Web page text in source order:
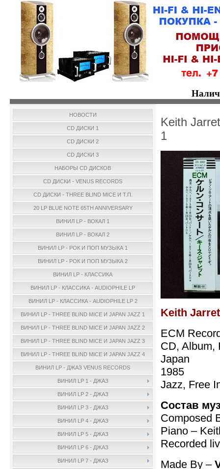
НОВОСТИ
CD ДИСКИ 1
CD ДИСКИ 2
CD ДИСКИ 3
НАБОРЫ CD ДИСКОВ
CD ДИСКИ - VENUS RECORDS
CD ДИСКИ - THREE BLIND MICE И Т.П.
20 LP BLUE NOTE 65TH ANNIVERSARY
ВИНИЛ LP - ВОКАЛ 1
ВИНИЛ LP - ВОКАЛ 2
ВИНИЛ LP - РОК И ПОП МУЗЫКА 1
ВИНИЛ LP - РОК И ПОП МУЗЫКА 2
ВИНИЛ LP - КЛАССИКА
ВИНИЛ LP - КЛАССИКА - AUDIOPHILE LP
ВИНИЛ LP - КЛАССИКА - AUDIOPHILE LP 2
ВИНИЛ LP - THREE BLIND MICE И JAPAN JAZZ 1
ВИНИЛ LP - THREE BLIND MICE И JAPAN JAZZ 2
ВИНИЛ LP - THREE BLIND MICE И JAPAN JAZZ 3
ВИНИЛ LP - THREE BLIND MICE И JAPAN JAZZ 4
ВИНИЛ LP - ДЖАЗ VENUS RECORDS
ВИНИЛ LP 1 - ДЖАЗ
ВИНИЛ LP 2 - ДЖАЗ
ВИНИЛ LP 3 - ДЖАЗ
ВИНИЛ LP 4 - ДЖАЗ
ВИНИЛ LP 5 - ДЖАЗ
ВИНИЛ LP 6 - ДЖАЗ
ВИНИЛ LP 7 - ДЖАЗ
Keith
1
Keith
ECM
CD, Album,
Japan
1985
Jazz, Free
Состав
Composed
Piano –
Recorded
Made By –